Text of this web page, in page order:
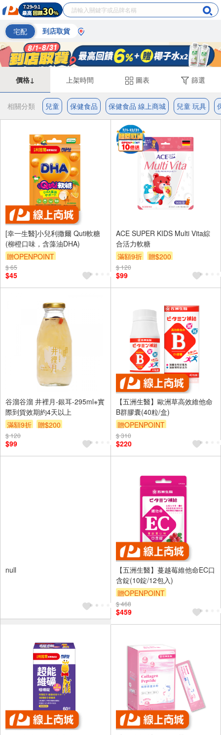
宅配 到店取貨
價格↓ 上架時間 圖表 篩選
相關分類 兒童 保健食品 保健食品 線上商城 兒童 玩具
[幸一生醫]小兒利撒爾 Quti軟糖
(柳橙口味，含藻油DHA)
贈OPENPOINT
$ 65
$45
ACE SUPER KIDS Multi Vita綜
合活力軟糖
滿額9折
贈$200
$ 120
$99
谷溜谷溜 井裡月-銀耳-295ml※實
際到貨效期約4天以上
滿額9折
贈$200
$ 120
$99
【五洲生醫】歐洲草高效維他命
B群膠囊(40粒/盒)
贈OPENPOINT
$ 310
$220
null
【五洲生醫】蔓越莓維他命EC口
含錠(10錠/12包入)
贈OPENPOINT
$ 468
$459